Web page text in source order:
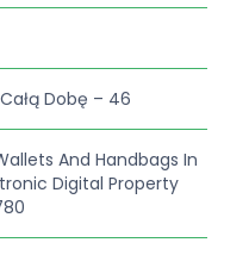
Dobę – 46
And Handbags In
Digital Property